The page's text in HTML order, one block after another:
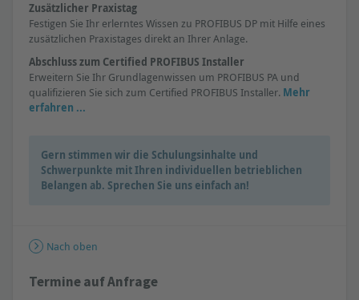
Zusätzlicher Praxistag
Festigen Sie Ihr erlerntes Wissen zu PROFIBUS DP mit Hilfe eines
zusätzlichen Praxistages direkt an Ihrer Anlage.
Abschluss zum Certified PROFIBUS Installer
Erweitern Sie Ihr Grundlagenwissen um PROFIBUS PA und
qualifizieren Sie sich zum Certified PROFIBUS Installer. Mehr
erfahren ...
Gern stimmen wir die Schulungsinhalte und
Schwerpunkte mit Ihren individuellen betrieblichen
Belangen ab. Sprechen Sie uns einfach an!
Nach oben
Termine auf Anfrage